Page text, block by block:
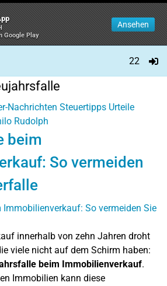
Google Play
Ansehen
22
Nachrichten Steuertipps Urteile
Rudolph
beim
So vermeiden
innerhalb von zehn Jahren droht
viele nicht auf dem Schirm haben:
beim Immobilienverkauf.
Immobilien kann diese